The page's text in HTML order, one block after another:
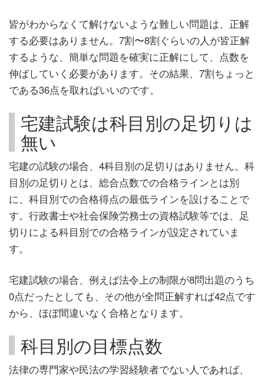
皆がわからなくて解けないような難しい問題は、正解
する必要はありません。7割〜8割ぐらいの人が皆正解
するような、簡単な問題を確実に正解にして、点数を
伸ばしていく必要があります。その結果、7割ちょっと
である36点を取ればいいのです。
宅建試験は科目別の足切りは
無い
宅建の試験の場合、4科目別の足切りはありません。科
目別の足切りとは、総合点数での合格ラインとは別
に、科目別での合格得点の最低ラインを設けることで
す。行政書士や社会保険労務士の資格試験等では、足
切りによる科目別での合格ラインが設定されていま
す。
宅建試験の場合、例えば法令上の制限が8問出題のうち
0点だったとしても、その他が全問正解すれば42点です
から、ほぼ間違いなく合格となります。
科目別の目標点数
法律の専門家や民法の学習経験者でない人であれば、